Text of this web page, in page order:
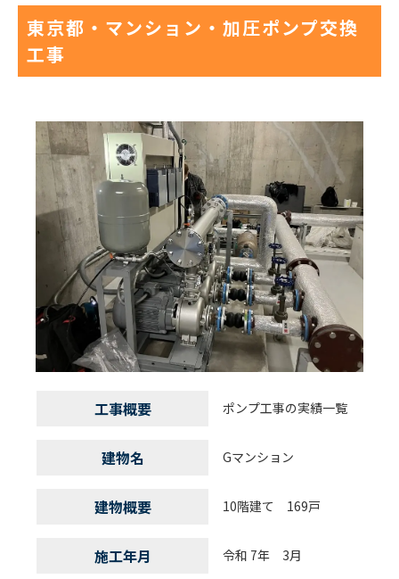
東京都・マンション・加圧ポンプ交換
工事
工事概要 ポンプ工事の実績一覧
建物名 Gマンション
建物概要 10階建て 169戸
施工年月 令和 7年 3月